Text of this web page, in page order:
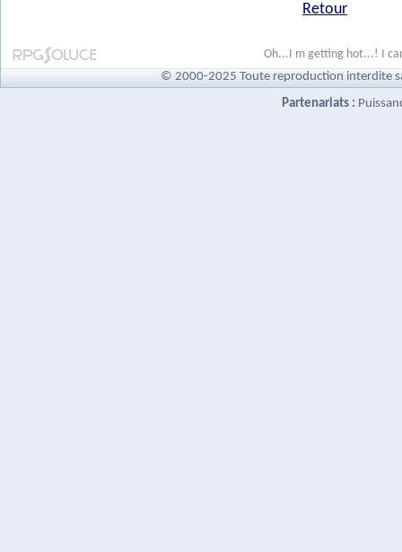
Retour
Oh...I m getting hot...! I
© 2000-2025 Toute reproduction interdite
Partenariats :